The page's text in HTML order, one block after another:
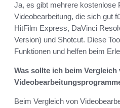
Ja, es gibt mehrere kostenlose
Videobearbeitung, die sich gut
HitFilm Express, DaVinci
Version) und Shotcut. Diese
Funktionen und helfen beim
Was sollte ich beim Vergleich
Beim Vergleich von